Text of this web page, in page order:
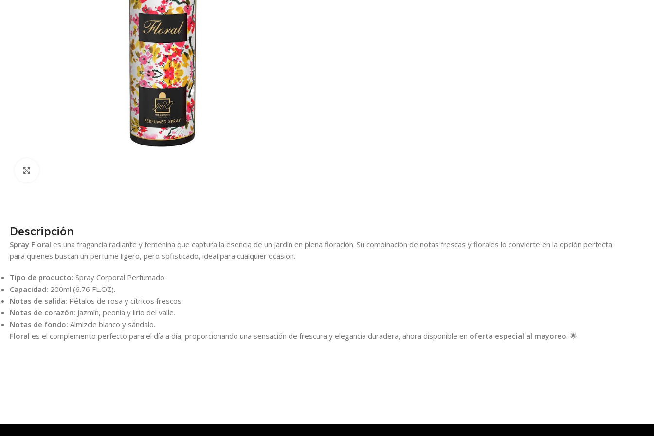
Descripción
Spray Floral es una fragancia radiante y femenina que captura la esencia de un jardín en plena floración. Su combinación de notas frescas y florales lo convierte en la opción perfecta
para quienes buscan un perfume ligero, pero sofisticado, ideal para cualquier ocasión.
Tipo de producto: Spray Corporal Perfumado.
Capacidad: 200ml (6.76 FL.OZ).
Notas de salida: Pétalos de rosa y cítricos frescos.
Notas de corazón: Jazmín, peonía y lirio del valle.
Notas de fondo: Almizcle blanco y sándalo.
Floral es el complemento perfecto para el día a día, proporcionando una sensación de frescura y elegancia duradera, ahora disponible en oferta especial al mayoreo. 🌟